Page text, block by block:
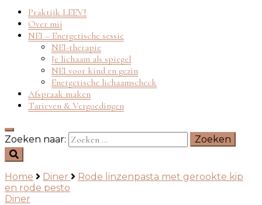
Praktijk LEEV!
Over mij
NEI – Energetische sessie
NEI-therapie
Je lichaam als spiegel
NEI voor kind en gezin
Energetische lichaamscheck
Afspraak maken
Tarieven & Vergoedingen
Zoeken naar:
Home Diner
Rode linzenpasta met gerookte kip
en rode pesto
Diner